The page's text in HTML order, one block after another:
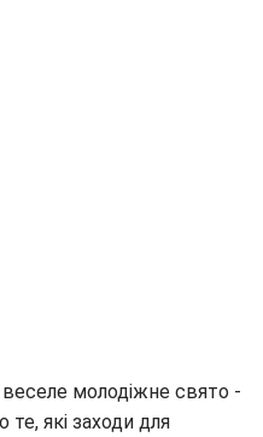
веселе молодіжне свято -
які заходи для